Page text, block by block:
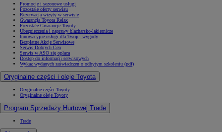
Promocje i sezonowe usługi
Pozostałe oferty serwisu
Rezerwacja wizyty w serwisie
Gwarancja Toyota Relax
Pozostałe Gwarancje Toyoty
Ubezpieczenia i naprawy blacharsko-lakiernicze
Innowacyjne usługi dla Twojej wygody
Bezpłatne Akcje Serwisowe
Serwis Dobrych Cen
Serwis w ASO się opłaca
Dostęp do informacji serwisowych
Wykaz wydanych zaświadczeń o odbytym szkoleniu (pdf)
Oryginalne części i oleje Toyota
Oryginalne części Toyoty
Oryginalne oleje Toyoty
Program Sprzedaży Hurtowej Trade
Trade